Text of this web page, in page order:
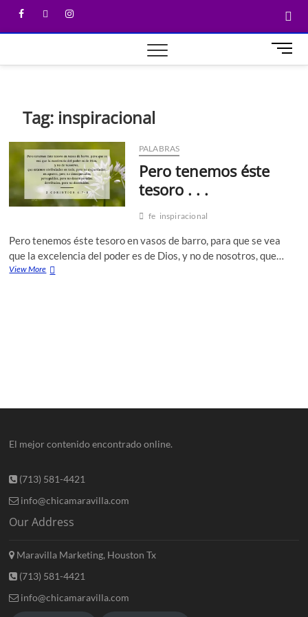
M
e
Tag: inspiracional
PALABRAS
Pero tenemos éste
tesoro . . .
fe inspiracional
Pero tenemos éste tesoro en vasos de barro, para que se vea
que la excelencia del poder es de Dios, y no de nosotros, que…
View More
El mejor contenido encontrado online.
(713) 581-4421
info@chicamaravilla.com
Our Address
Maravilla Marketing, Houston Tx
(713) 581-4421
info@chicamaravilla.com